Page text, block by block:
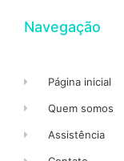
Navegação
Página inicial
Quem somos
Assistência